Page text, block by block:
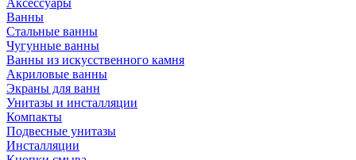
Аксессуары
Ванны
Стальные ванны
Чугунные ванны
Ванны из искусственного камня
Акриловые ванны
Экраны для ванн
Унитазы и инсталляции
Компакты
Подвесные унитазы
Инсталляции